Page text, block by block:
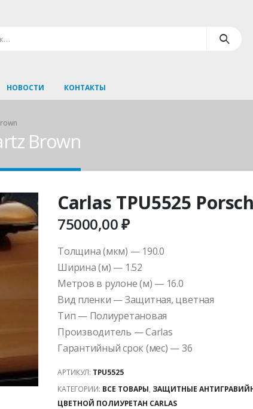
НОВОСТИ КОНТАКТЫ
Brown
Carlas TPU5525
75000,00₽
Толщина (мкм) — 190.0
Ширина (м) — 1.52
Метров в рулоне (м) — 16.0
Вид пленки — Защитная, цветная
Тип — Полиуретановая
Производитель — Carlas
Гарантийный срок (мес) — 36
АРТИКУЛ: TPU5525
КАТЕГОРИИ: ВСЕ ТОВАРЫ, ЗАЩИТНЫЕ
ЦВЕТНОЙ ПОЛИУРЕТАН CARLAS